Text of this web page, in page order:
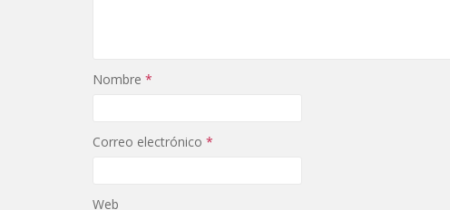
Nombre *
Correo electrónico *
Web